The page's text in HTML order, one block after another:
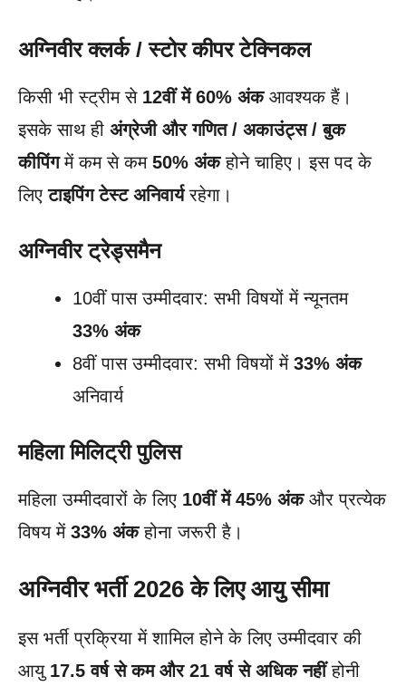
अग्निवीर क्लर्क / स्टोर कीपर टेक्निकल
किसी भी स्ट्रीम से 12वीं में 60% अंकआवश्यक हैं।
इसके साथ ही अंग्रेजी और गणित / अकाउंट्स / बुक
कीपिंगमें कम से कम 50% अंकहोने चाहिए। इस पद के
लिएटाइपिंग टेस्ट अनिवार्यरहेगा।
अग्निवीर ट्रेड्समैन
10वीं पास उम्मीदवार: सभी विषयों में न्यूनतम
33% अंक
8वीं पास उम्मीदवार: सभी विषयों में 33% अंक
अनिवार्य
महिला मिलिट्री पुलिस
महिला उम्मीदवारों के लिए 10वीं में 45% अंकऔर प्रत्येक
विषय में 33% अंकहोना जरूरी है।
अग्निवीर भर्ती 2026 के लिए आयु सीमा
इस भर्ती प्रक्रिया में शामिल होने के लिए उम्मीदवार की
आयु 17.5 वर्ष से कम और 21 वर्ष से अधिक नहींहोनी